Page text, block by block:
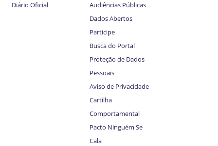
Diário Oficial
Audiências Públicas
Dados Abertos
Participe
Busca do Portal
Proteção de Dados
Pessoais
Aviso de Privacidade
Cartilha
Comportamental
Pacto Ninguém Se
Cala